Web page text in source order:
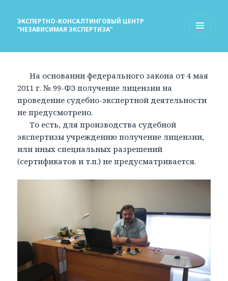
ЭКСПЕРТНО-КОНСАЛТИНГОВЫЙ ЦЕНТР
“НЕЗАВИСИМАЯ ЭКСПЕРТИЗА”
На основании федерального закона от 4 мая
2011 г. № 99-ФЗ получение лицензии на
проведение судебно-экспертной деятельности
не предусмотрено.
То есть, для производства судебной
экспертизы учреждению получение лицензии,
или иных специальных разрешений
(сертификатов и т.п.) не предусматривается.